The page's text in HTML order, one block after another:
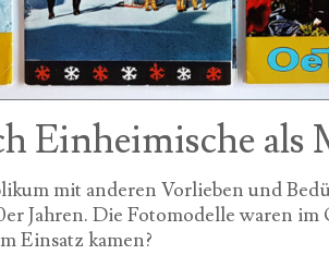
Einheimische als
mit anderen Vorlieben und
Jahren. Die Fotomodelle waren
Einsatz kamen?